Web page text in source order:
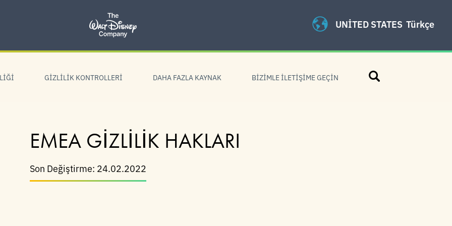
UNITED STATES Türkçe
GIZLILIK KONTROLLERI DAHA FAZLA KAYNAK BIZIMLE İLETIŞIME GEÇIN Arama
EMEA GIZLILIK HAKLARI
Son Değiştirme: 24.02.2022